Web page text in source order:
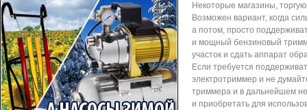
Некоторые магазины,
Возможен вариант, когда
а потом, просто
и мощный бензиновый
участок и сдать аппарат
Если требуется
электротриммер и не
триммера и в дальнейшем
и приобретать для